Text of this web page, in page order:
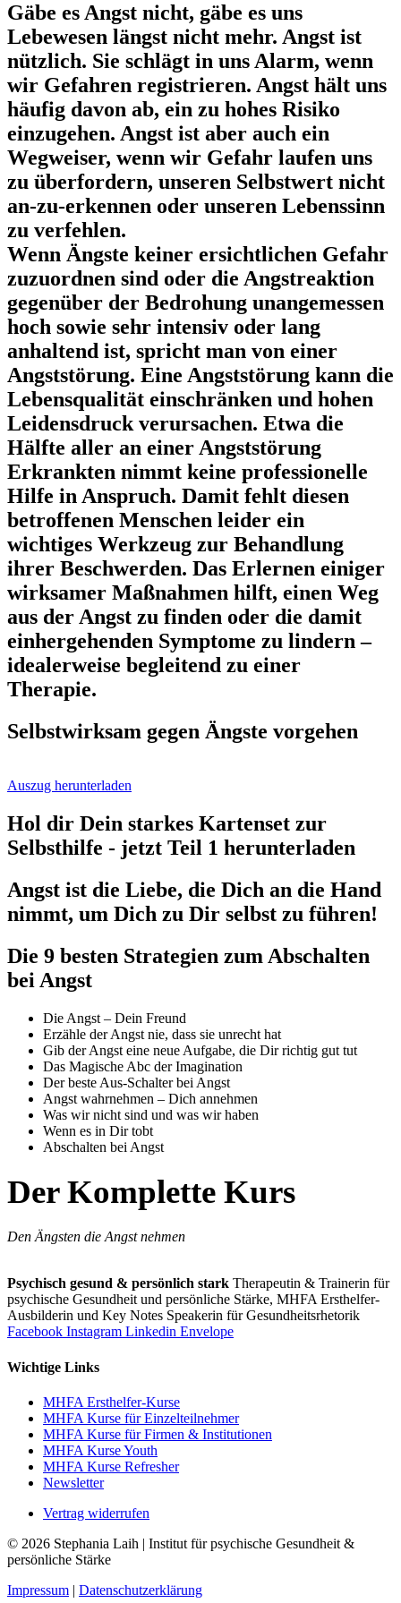
Gäbe es Angst nicht, gäbe es uns
Lebewesen längst nicht mehr. Angst ist
nützlich. Sie schlägt in uns Alarm, wenn
wir Gefahren registrieren. Angst hält uns
häufig davon ab, ein zu hohes Risiko
einzugehen. Angst ist aber auch ein
Wegweiser, wenn wir Gefahr laufen uns
zu überfordern, unseren Selbstwert nicht
an-zu-erkennen oder unseren Lebenssinn
zu verfehlen.
Wenn Ängste keiner ersichtlichen Gefahr
zuzuordnen sind oder die Angstreaktion
gegenüber der Bedrohung unangemessen
hoch sowie sehr intensiv oder lang
anhaltend ist, spricht man von einer
Angststörung. Eine Angststörung kann die
Lebensqualität einschränken und hohen
Leidensdruck verursachen. Etwa die
Hälfte aller an einer Angststörung
Erkrankten nimmt keine professionelle
Hilfe in Anspruch. Damit fehlt diesen
betroffenen Menschen leider ein
wichtiges Werkzeug zur Behandlung
ihrer Beschwerden. Das Erlernen einiger
wirksamer Maßnahmen hilft, einen Weg
aus der Angst zu finden oder die damit
einhergehenden Symptome zu lindern –
idealerweise begleitend zu einer
Therapie.
Selbstwirksam gegen Ängste vorgehen
Auszug herunterladen
Hol dir Dein starkes Kartenset zur
Selbsthilfe - jetzt Teil 1 herunterladen
Angst ist die Liebe, die Dich an die Hand
nimmt, um Dich zu Dir selbst zu führen!
Die 9 besten Strategien zum Abschalten
bei Angst
Die Angst – Dein Freund
Erzähle der Angst nie, dass sie unrecht hat
Gib der Angst eine neue Aufgabe, die Dir richtig gut tut
Das Magische Abc der Imagination
Der beste Aus-Schalter bei Angst
Angst wahrnehmen – Dich annehmen
Was wir nicht sind und was wir haben
Wenn es in Dir tobt
Abschalten bei Angst
Der Komplette Kurs
Den Ängsten die Angst nehmen
Psychisch gesund & persönlich stark Therapeutin & Trainerin für
psychische Gesundheit und persönliche Stärke, MHFA Ersthelfer-
Aus­bild­er­in und Key Notes Speakerin für Gesundheits­rhetorik
Facebook Instagram Linkedin Envelope
Wichtige Links
MHFA Ersthelfer-Kurse
MHFA Kurse für Einzelteilnehmer
MHFA Kurse für Firmen & Institutionen
MHFA Kurse Youth
MHFA Kurse Refresher
Newsletter
Vertrag widerrufen
© 2026 Stephania Laih | Institut für psychische Gesundheit &
persönliche Stärke
Impressum | Datenschutzerklärung